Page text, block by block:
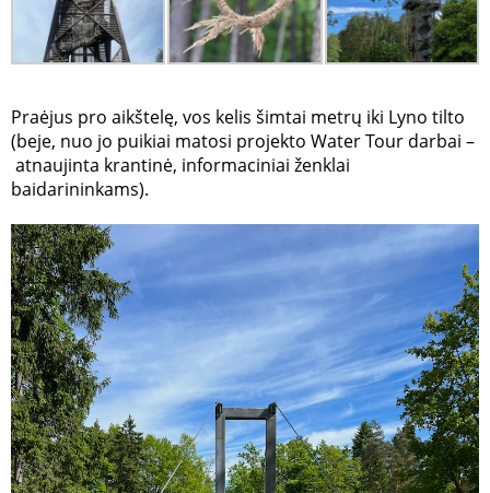
Praėjus pro aikštelę, vos kelis šimtai metrų iki Lyno tilto
(beje, nuo jo puikiai matosi projekto Water Tour darbai –
atnaujinta krantinė, informaciniai ženklai
baidarininkams).